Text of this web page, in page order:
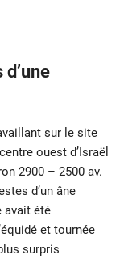
sur le site
ouest d’Israël
2900 – 2500 av.
d’un âne
avait été
et tournée
surpris